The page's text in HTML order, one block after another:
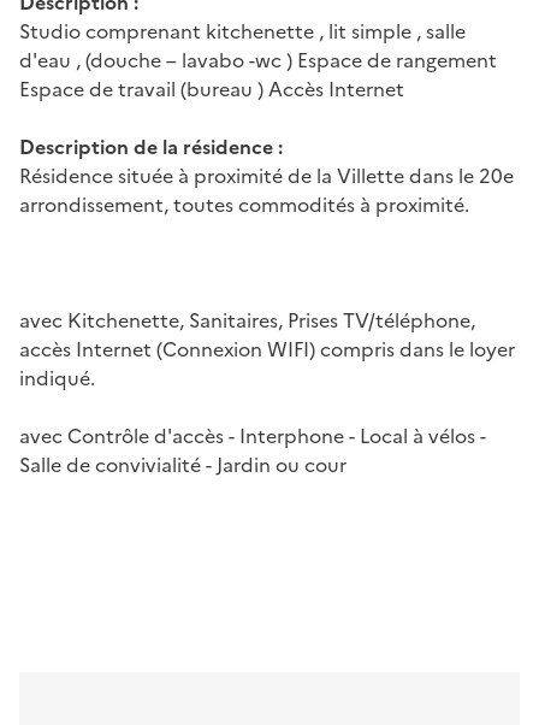
Studio comprenant kitchenette , lit simple , salle
d'eau , (douche – lavabo -wc ) Espace de rangement
Espace de travail (bureau ) Accès Internet
Description de la résidence :
Résidence située à proximité de la Villette dans le 20e
arrondissement, toutes commodités à proximité.
avec Kitchenette, Sanitaires, Prises TV/téléphone,
accès Internet (Connexion WIFI) compris dans le loyer
indiqué.
avec Contrôle d'accès - Interphone - Local à vélos -
Salle de convivialité - Jardin ou cour